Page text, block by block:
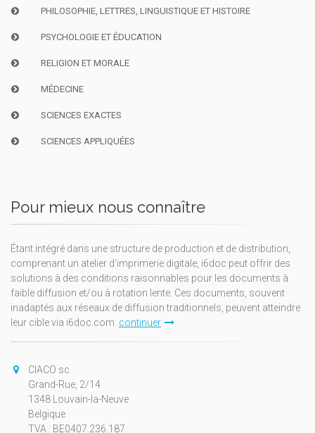
PHILOSOPHIE, LETTRES, LINGUISTIQUE ET HISTOIRE
PSYCHOLOGIE ET ÉDUCATION
RELIGION ET MORALE
MÉDECINE
SCIENCES EXACTES
SCIENCES APPLIQUÉES
Pour mieux nous connaître
Étant intégré dans une structure de production et de distribution,
comprenant un atelier d'imprimerie digitale, i6doc peut offrir des
solutions à des conditions raisonnables pour les documents à
faible diffusion et/ou à rotation lente. Ces documents, souvent
inadaptés aux réseaux de diffusion traditionnels, peuvent atteindre
leur cible via i6doc.com. continuer
CIACO sc
Grand-Rue, 2/14
1348 Louvain-la-Neuve
Belgique
TVA : BE0407.236.187